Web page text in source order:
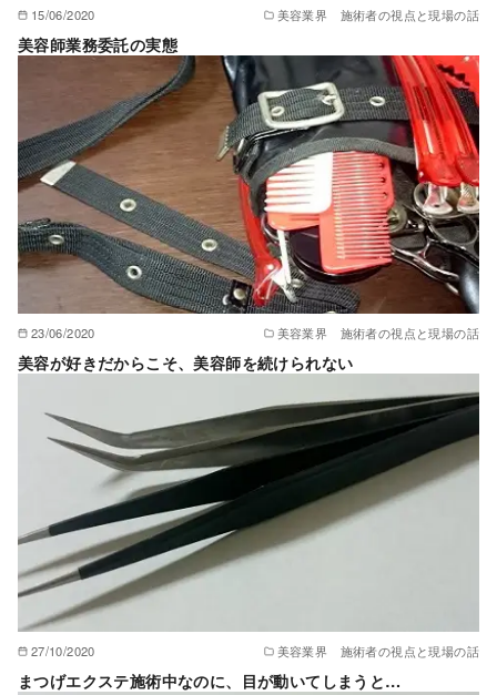
15/06/2020 美容業界 施術者の視点と現場の話
美容師業務委託の実態
23/06/2020 美容業界 施術者の視点と現場の話
美容が好きだからこそ、美容師を続けられない
27/10/2020 美容業界 施術者の視点と現場の話
まつげエクステ施術中なのに、目が動いてしまうと…